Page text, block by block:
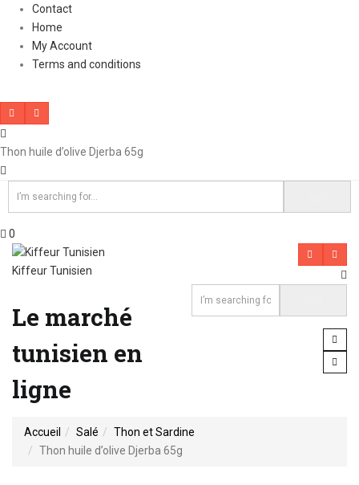
Contact
Home
My Account
Terms and conditions
Thon huile d’olive Djerba 65g
0
Kiffeur Tunisien
Le marché
tunisien en
ligne
Accueil Salé
Thon et Sardine
Thon huile d’olive Djerba 65g